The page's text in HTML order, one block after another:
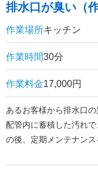
排水口が臭い（
作業場所キッチン
作業時間30分
作業料金17,000円
あるお客様から排水口
配管内に蓄積した汚れ
の後、定期メンテナンス